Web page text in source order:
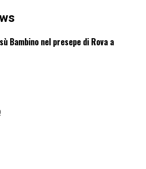
Bambino nel presepe di Rova a